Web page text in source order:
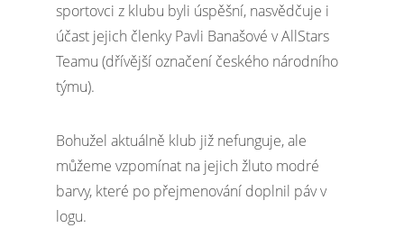
sportovci z klubu byli úspěšní, nasvědčuje i
účast jejich členky Pavli Banašové v AllStars
Teamu (dřívější označení českého národního
týmu).
Bohužel aktuálně klub již nefunguje, ale
můžeme vzpomínat na jejich žluto modré
barvy, které po přejmenování doplnil páv v
logu.